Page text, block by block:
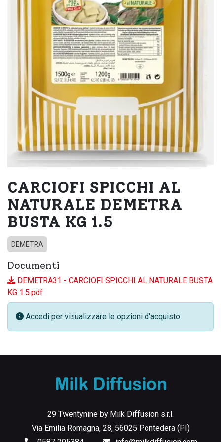
CARCIOFI SPICCHI AL
NATURALE DEMETRA
BUSTA KG 1.5
DEMETRA
Documenti
DEMETRA31 - CARCIOFI SPICCHI AL NATURALE BUSTA
KG 1.5.pdf
Accedi per visualizzare le opzioni d'acquisto.
29 Twentynine by Milk Diffusion s.r.l.
Via Emilia Romagna, 28, 56025 Pontedera (PI)